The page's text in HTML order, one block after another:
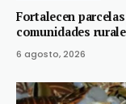
Fortalecen
comunidades
6 agosto, 2026